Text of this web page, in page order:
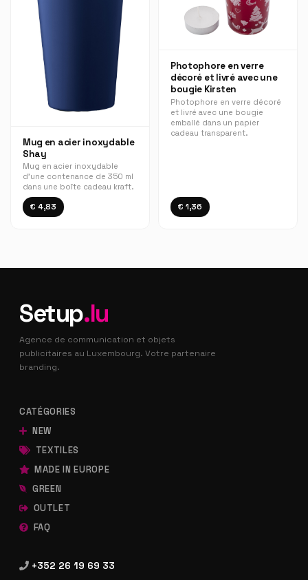
Mug en acier inoxydable
Shay
Mug en acier inoxydable
d’une contenance de 350 ml
dans une boîte cadeau kraft.
€ 4,83
Photophore en verre
décoré et livré avec une
bougie Kirsten
Photophore en verre décoré
et livré avec une bougie
emballé dans un papier
cadeau transparent.
€ 1,36
Setup.lu
Agence de communication et objets
publicitaires au Luxembourg. Votre partenaire
branding.
CATÉGORIES
NEW
TEXTILES
MADE IN EUROPE
GREEN
OUTLET
FAQ
+352 26 19 69 33